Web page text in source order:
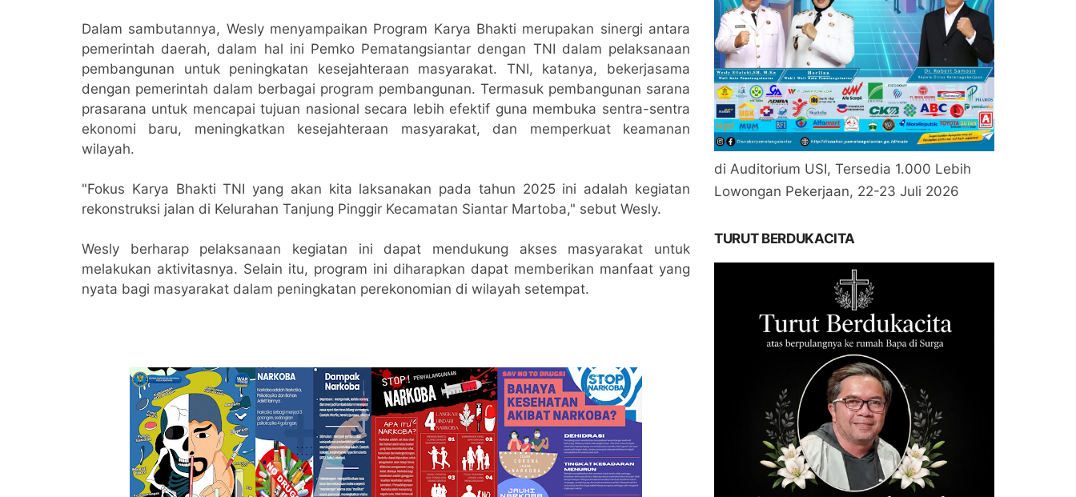
Dalam sambutannya, Wesly menyampaikan Program Karya Bhakti merupakan sinergi antara
pemerintah daerah, dalam hal ini Pemko Pematangsiantar dengan TNI dalam pelaksanaan
pembangunan untuk peningkatan kesejahteraan masyarakat. TNI, katanya, bekerjasama
dengan pemerintah dalam berbagai program pembangunan. Termasuk pembangunan sarana
prasarana untuk mencapai tujuan nasional secara lebih efektif guna membuka sentra-sentra
ekonomi baru, meningkatkan kesejahteraan masyarakat, dan memperkuat keamanan
wilayah.
"Fokus Karya Bhakti TNI yang akan kita laksanakan pada tahun 2025 ini adalah kegiatan
rekonstruksi jalan di Kelurahan Tanjung Pinggir Kecamatan Siantar Martoba," sebut Wesly.
Wesly berharap pelaksanaan kegiatan ini dapat mendukung akses masyarakat untuk
melakukan aktivitasnya. Selain itu, program ini diharapkan dapat memberikan manfaat yang
nyata bagi masyarakat dalam peningkatan perekonomian di wilayah setempat.
di Auditorium USI, Tersedia 1.000 Lebih
Lowongan Pekerjaan, 22-23 Juli 2026
TURUT BERDUKACITA